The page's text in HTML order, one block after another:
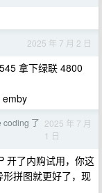
2025 年 7 月 2 日
拿下绿联 4800
emby
coding 了 2025 年 7 月
1 日
开了内购试用，你这
拼图就更好了，现